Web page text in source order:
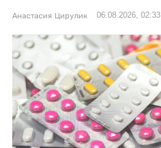
Анастасия Цирулик 06.08.2026, 02:33